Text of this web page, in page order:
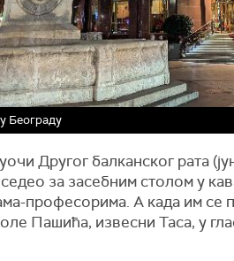
Београду
Другог балканског рата
за засебним столом у
професорима. А када им се
Пашића, извесни Таса, у